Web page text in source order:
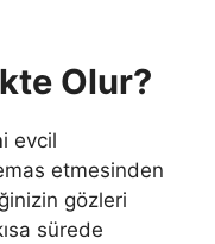
Olur?
i evcil
etmesinden
gözleri
sürede